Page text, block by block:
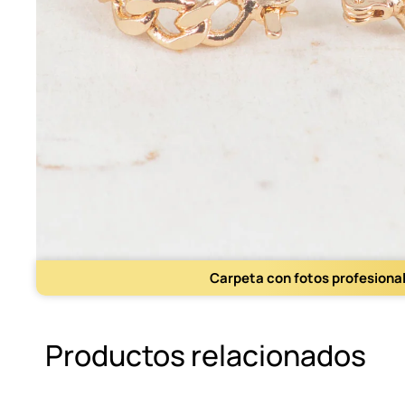
Carpeta con fotos
Productos relacionados